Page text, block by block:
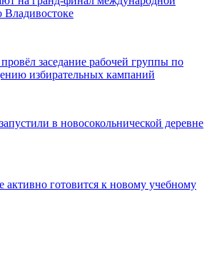
заседание рабочей группы по
избирательных кампаний
в новосокольнической деревне
готовится к новому учебному